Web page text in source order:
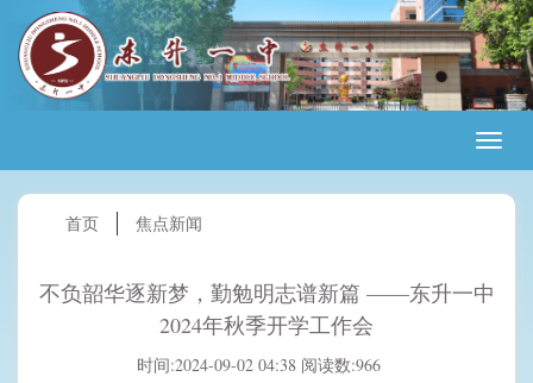
首页 焦点新闻
不负韶华逐新梦，勤勉明志谱新篇 ——东升一中
2024年秋季开学工作会
时间:2024-09-02 04:38 阅读数:966